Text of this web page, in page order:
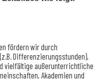
fördern wir durch
Differenzierungsstunden),
vielfältige außerunterrichtliche
Akademien und